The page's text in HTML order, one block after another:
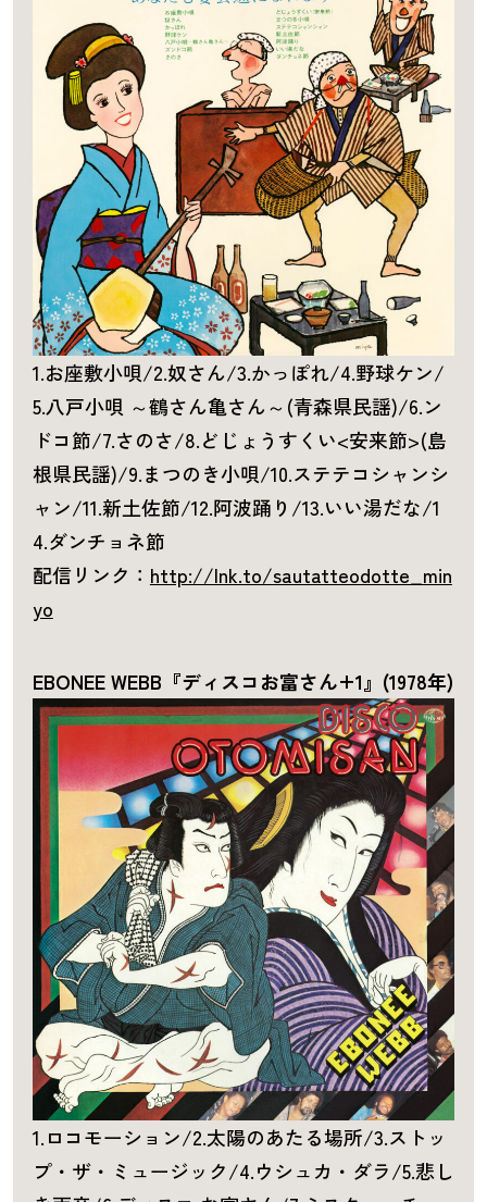
1.お座敷小唄/2.奴さん/3.かっぽれ/4.野球ケン/
5.八戸小唄 ～鶴さん亀さん～(青森県民謡)/6.ン
ドコ節/7.さのさ/8.どじょうすくい<安来節>(島
根県民謡)/9.まつのき小唄/10.ステテコシャンシ
ャン/11.新土佐節/12.阿波踊り/13.いい湯だな/1
4.ダンチョネ節
配信リンク： http://lnk.to/sautatteodotte_min
yo
EBONEE WEBB『ディスコお富さん+1』(1978年)
1.ロコモーション/2.太陽のあたる場所/3.ストッ
プ・ザ・ミュージック/4.ウシュカ・ダラ/5.悲し